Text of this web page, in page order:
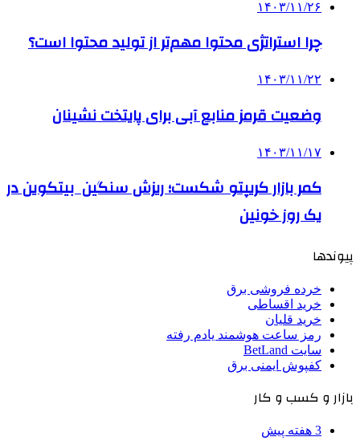
۱۴۰۳/۱۱/۲۶
چرا استراتژی محتوا مهم‌تر از تولید محتوا است؟
۱۴۰۳/۱۱/۲۲
وضعیت قرمز منابع آبی برای پایتخت نشینان
۱۴۰۳/۱۱/۱۷
کمر بازار کریپتو شکست؛ ریزش سنگین بیتکوین در
یک روز خونین
پیوندها
خرده فروشی برق
خرید اقساطی
خرید قلیان
رمز ساعت هوشمند یادم رفته
سایت BetLand
کفپوش ایمنی برق
بازار و کسب و کار
3 هفته پیش